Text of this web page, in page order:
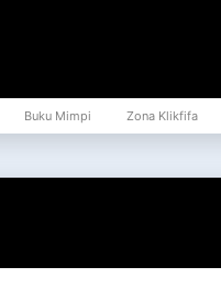
Buku Mimpi Zona Klikfifa